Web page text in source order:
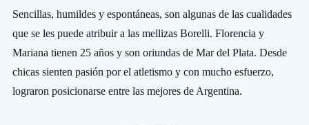
Sencillas, humildes y espontáneas, son algunas de las cualidades
que se les puede atribuir a las mellizas Borelli. Florencia y
Mariana tienen 25 años y son oriundas de Mar del Plata. Desde
chicas sienten pasión por el atletismo y con mucho esfuerzo,
lograron posicionarse entre las mejores de Argentina.